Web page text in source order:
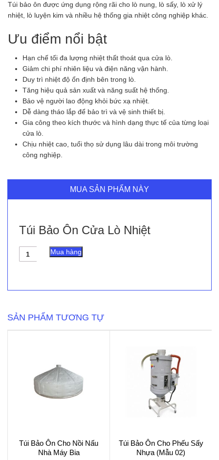
Túi bảo ôn được ứng dụng rộng rãi cho lò nung, lò sấy, lò xử lý
nhiệt, lò luyện kim và nhiều hệ thống gia nhiệt công nghiệp khác.
Ưu điểm nổi bật
Hạn chế tối đa lượng nhiệt thất thoát qua cửa lò.
Giảm chi phí nhiên liệu và điện năng vận hành.
Duy trì nhiệt độ ổn định bên trong lò.
Tăng hiệu quả sản xuất và năng suất hệ thống.
Bảo vệ người lao động khỏi bức xạ nhiệt.
Dễ dàng tháo lắp để bảo trì và vệ sinh thiết bị.
Gia công theo kích thước và hình dạng thực tế của từng loại
cửa lò.
Chịu nhiệt cao, tuổi thọ sử dụng lâu dài trong môi trường
công nghiệp.
MUA SẢN PHẨM NÀY
Túi Bảo Ôn Cửa Lò Nhiệt
Túi
Bảo
Mua hàng
SẢN PHẨM TƯƠNG TỰ
Túi Bảo Ôn Cho Nồi Nấu
Nhà Máy Bia
Túi Bảo Ôn Cho Phếu Sấy
Nhựa (Mẫu 02)